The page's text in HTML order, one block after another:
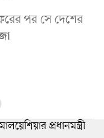
পর সে দেশের